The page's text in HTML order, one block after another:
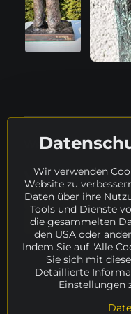
Weitere Details in
Wo weiter
Suche
Verfügbarkeit
Wir verwenden
Website zu
Daten über ihre
Tools und Dienste
die gesammelten
den USA oder
Indem Sie auf "Alle
Sie sich mit
Detaillierte
Einstellungen